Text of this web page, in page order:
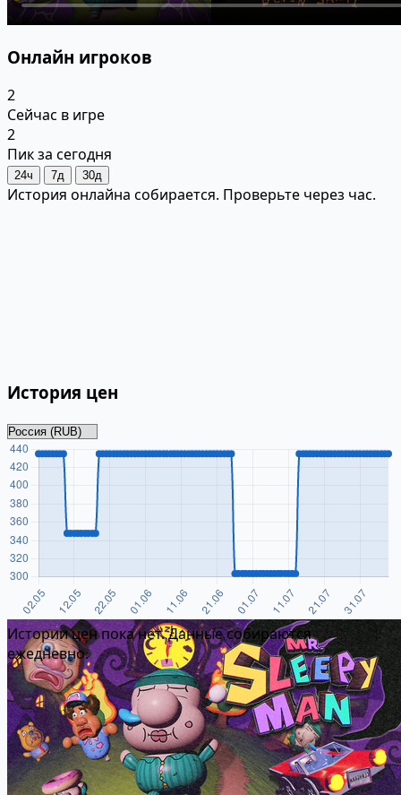
Онлайн игроков
2
Сейчас в игре
2
Пик за сегодня
24ч 7д 30д
История онлайна собирается. Проверьте через час.
История цен
Истории цен пока нет. Данные собираются
ежедневно.